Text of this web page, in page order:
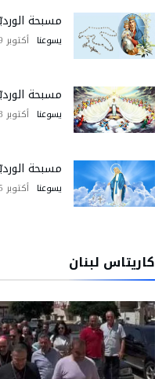
مسبحة
يسوعنا أكتوبر 9, 2023
مسبحة
يسوعنا أكتوبر 8, 2023
مسبحة
يسوعنا أكتوبر 5, 2023
كاريتاس لبنان